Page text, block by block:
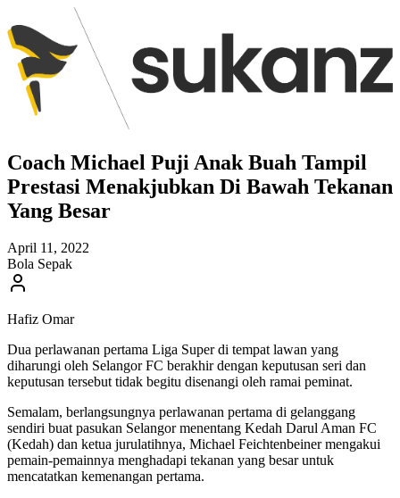
Coach Michael Puji Anak Buah Tampil
Prestasi Menakjubkan Di Bawah Tekanan
Yang Besar
April 11, 2022
Bola Sepak
Hafiz Omar
Dua perlawanan pertama Liga Super di tempat lawan yang
diharungi oleh Selangor FC berakhir dengan keputusan seri dan
keputusan tersebut tidak begitu disenangi oleh ramai peminat.
Semalam, berlangsungnya perlawanan pertama di gelanggang
sendiri buat pasukan Selangor menentang Kedah Darul Aman FC
(Kedah) dan ketua jurulatihnya, Michael Feichtenbeiner mengakui
pemain-pemainnya menghadapi tekanan yang besar untuk
mencatatkan kemenangan pertama.